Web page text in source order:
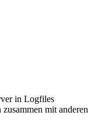
in Logfiles
mit anderen